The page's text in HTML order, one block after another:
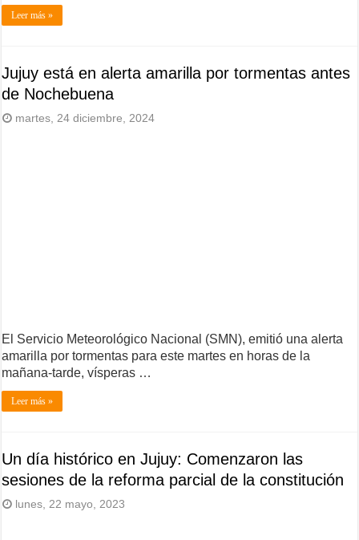
Leer más »
Jujuy está en alerta amarilla por tormentas antes
de Nochebuena
martes, 24 diciembre, 2024
El Servicio Meteorológico Nacional (SMN), emitió una alerta
amarilla por tormentas para este martes en horas de la
mañana-tarde, vísperas …
Leer más »
Un día histórico en Jujuy: Comenzaron las
sesiones de la reforma parcial de la constitución
lunes, 22 mayo, 2023